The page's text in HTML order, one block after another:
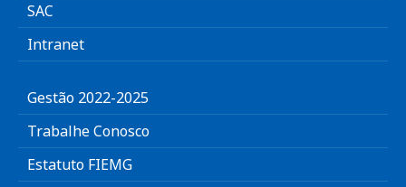
SAC
Intranet
Gestão 2022-2025
Trabalhe Conosco
Estatuto FIEMG